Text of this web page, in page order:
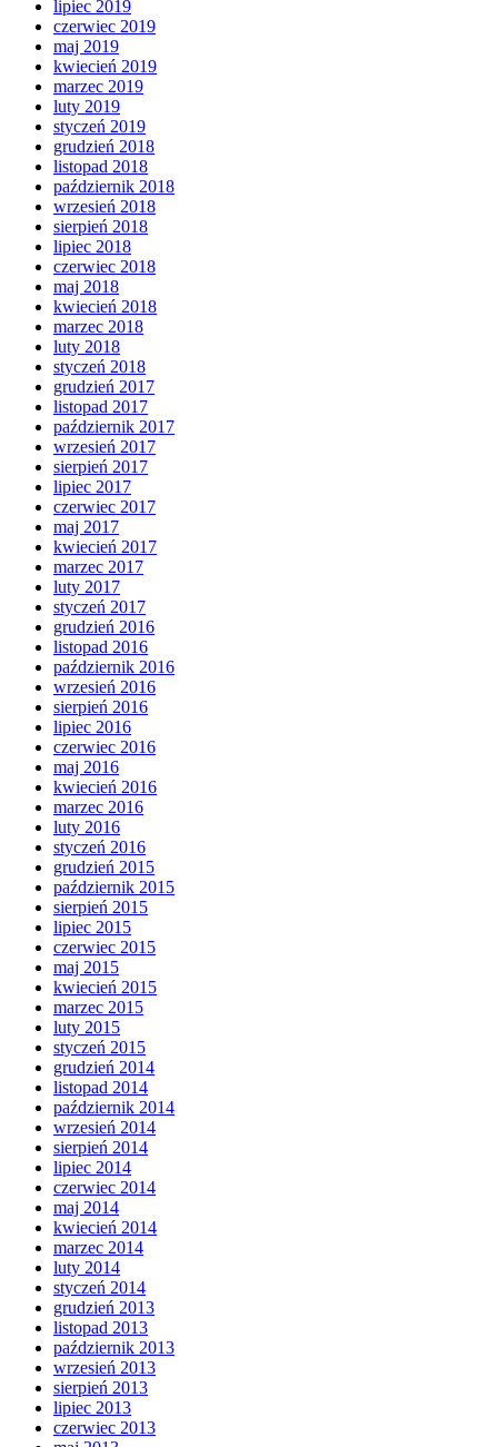
lipiec 2019
czerwiec 2019
maj 2019
kwiecień 2019
marzec 2019
luty 2019
styczeń 2019
grudzień 2018
listopad 2018
październik 2018
wrzesień 2018
sierpień 2018
lipiec 2018
czerwiec 2018
maj 2018
kwiecień 2018
marzec 2018
luty 2018
styczeń 2018
grudzień 2017
listopad 2017
październik 2017
wrzesień 2017
sierpień 2017
lipiec 2017
czerwiec 2017
maj 2017
kwiecień 2017
marzec 2017
luty 2017
styczeń 2017
grudzień 2016
listopad 2016
październik 2016
wrzesień 2016
sierpień 2016
lipiec 2016
czerwiec 2016
maj 2016
kwiecień 2016
marzec 2016
luty 2016
styczeń 2016
grudzień 2015
październik 2015
sierpień 2015
lipiec 2015
czerwiec 2015
maj 2015
kwiecień 2015
marzec 2015
luty 2015
styczeń 2015
grudzień 2014
listopad 2014
październik 2014
wrzesień 2014
sierpień 2014
lipiec 2014
czerwiec 2014
maj 2014
kwiecień 2014
marzec 2014
luty 2014
styczeń 2014
grudzień 2013
listopad 2013
październik 2013
wrzesień 2013
sierpień 2013
lipiec 2013
czerwiec 2013